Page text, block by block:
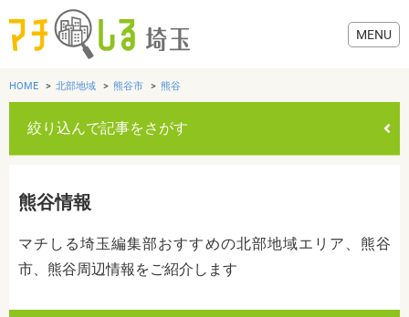
歯医者・病院
HOME 北部地域 熊谷市 熊谷
絞り込んで記事をさがす
熊谷情報
マチしる埼玉編集部おすすめの北部地域エリア、熊谷
市、熊谷周辺情報をご紹介します